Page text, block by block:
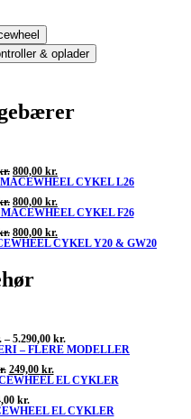
& oplader
Den
oprindelige
pris
var:
800,00 kr.
aktuelle
er:
CYKEL L26
Den
oprindelige
pris
var:
800,00 kr.
aktuelle
er:
CYKEL F26
Den
oprindelige
1.199,00 kr..
800,00 kr.
aktuelle
CYKEL Y20 & GW20
– 5.290,00 kr.Prisinterval:
3.999,00 kr.
5.290,00 kr.
– FLERE MODELLER
Den
oprindelige
pris
var:
249,00 kr.Den
aktuelle
er:
EL CYKLER
kr.
EL CYKLER